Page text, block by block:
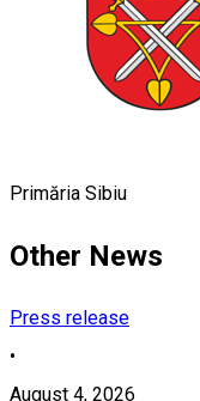
Primăria Sibiu
Other News
Press release
•
August 4, 2026